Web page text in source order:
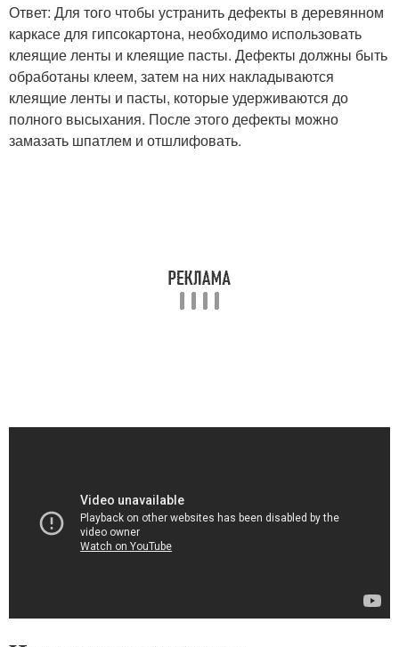
Ответ: Для того чтобы устранить дефекты в деревянном
каркасе для гипсокартона, необходимо использовать
клеящие ленты и клеящие пасты. Дефекты должны быть
обработаны клеем, затем на них накладываются
клеящие ленты и пасты, которые удерживаются до
полного высыхания. После этого дефекты можно
замазать шпатлем и отшлифовать.